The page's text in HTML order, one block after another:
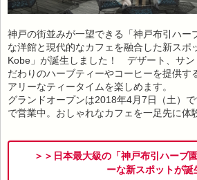
神戸の街並みが一望できる「神戸布引ハー
な洋館と現代的なカフェを融合した新スポ
Kobe」が誕生しました！ デザート、サン
だわりのハーブティーやコーヒーを提供す
アリーなティータイムを楽しめます。
グランドオープンは2018年4月7日（土）
で営業中。おしゃれなカフェを一足先に体
＞＞日本最大級の「神戸布引ハーブ
ーな新スポットが誕